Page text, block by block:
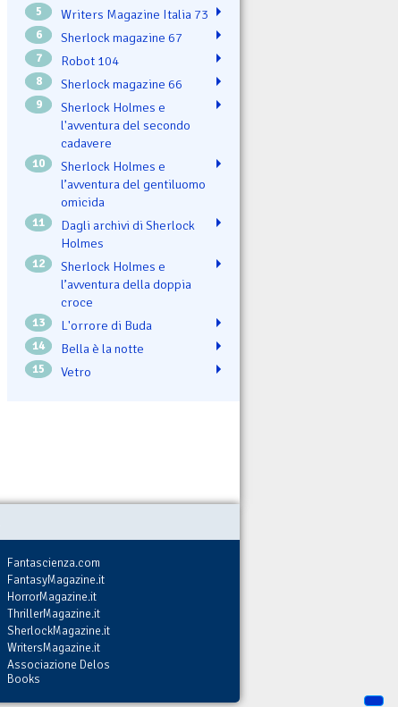
5 Writers Magazine Italia 73
6 Sherlock magazine 67
7 Robot 104
8 Sherlock magazine 66
9
Sherlock Holmes e
l'avventura del secondo
cadavere
10
Sherlock Holmes e
l’avventura del gentiluomo
omicida
11
Dagli archivi di Sherlock
Holmes
12
Sherlock Holmes e
l’avventura della doppia
croce
13 L'orrore di Buda
14 Bella è la notte
15 Vetro
Fantascienza.com
FantasyMagazine.it
HorrorMagazine.it
ThrillerMagazine.it
SherlockMagazine.it
WritersMagazine.it
Associazione Delos
Books